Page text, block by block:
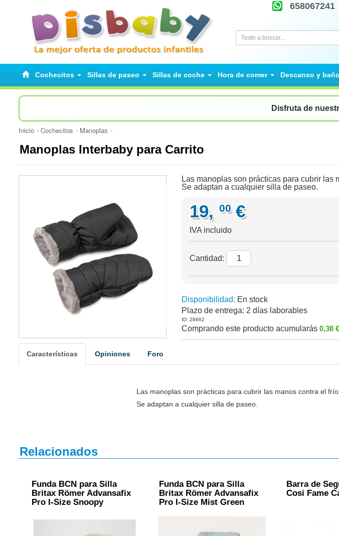
658067241
Cochecitos Sillas de paseo Sillas de coche Hora de comer Descanso y baño
Disfruta de
Inicio Cochecitos Manoplas
Manoplas Interbaby para Carrito
Las manoplas son prácticas para cubrir las
Se adaptan a cualquier silla de paseo.
19, 00 €
IVA incluido
Cantidad:
Disponibilidad: En stock
Plazo de entrega: 2 días laborables
ID: 28662
Comprando este producto acumularás 0,38 €
Características Opiniones Foro
Las manoplas son prácticas para cubrir las manos contra el frío
Se adaptan a cualquier silla de paseo.
Relacionados
Funda BCN para Silla
Britax Römer Advansafix
Pro I-Size Snoopy
Funda BCN para Silla
Britax Römer Advansafix
Pro I-Size Mist Green
Barra de
Cosi Fame